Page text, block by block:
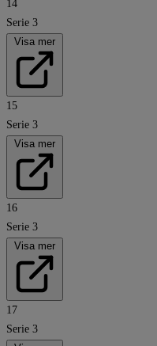
14
Serie 3
Visa mer
15
Serie 3
Visa mer
16
Serie 3
Visa mer
17
Serie 3